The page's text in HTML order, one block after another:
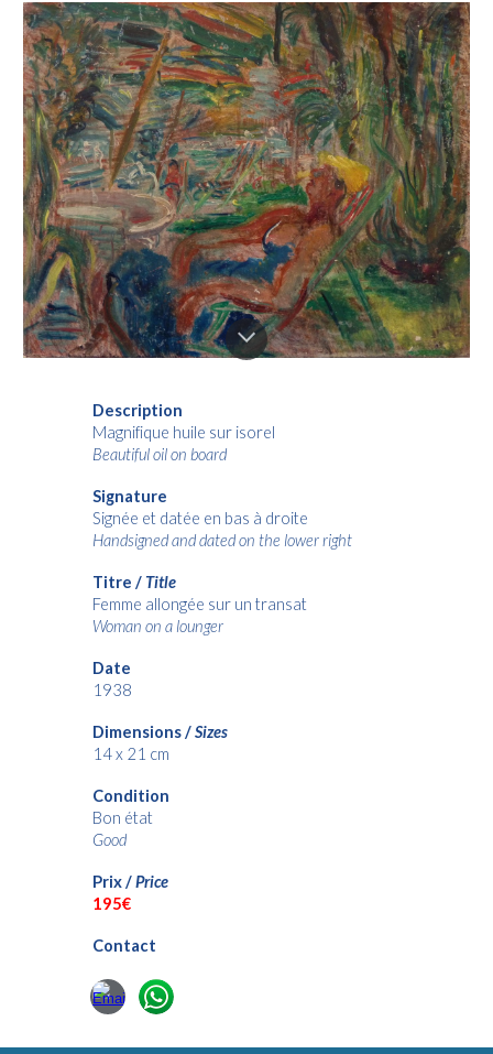
Description
Magnifique huile sur isorel
Beautiful oil on board
Signature
Signée et datée en bas à droite
Handsigned and dated on the lower right
Titre / Title
Femme allongée sur un transat
Woman on a lounger
Date
1938
Dimensions /Sizes
14 x 21 cm
Condition
Bon état
Good
Prix /Price
195€
Contact